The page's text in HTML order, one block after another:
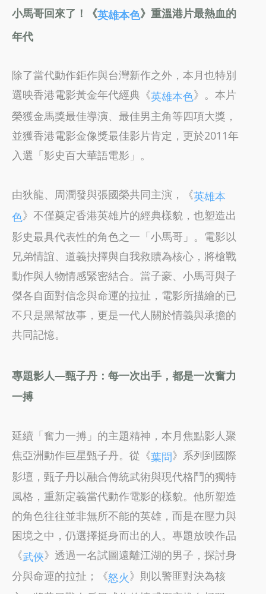
小馬哥回來了！《英雄本色》重溫港片最熱血的
年代
除了當代動作鉅作與台灣新作之外，本月也特別
選映香港電影黃金年代經典《英雄本色》。本片
榮獲金馬獎最佳導演、最佳男主角等四項大獎，
並獲香港電影金像獎最佳影片肯定，更於2011年
入選「影史百大華語電影」。
由狄龍、周潤發與張國榮共同主演，《英雄本
色》不僅奠定香港英雄片的經典樣貌，也塑造出
影史最具代表性的角色之一「小馬哥」。電影以
兄弟情誼、道義抉擇與自我救贖為核心，將槍戰
動作與人物情感緊密結合。當子豪、小馬哥與子
傑各自面對信念與命運的拉扯，電影所描繪的已
不只是黑幫故事，更是一代人關於情義與承擔的
共同記憶。
專題影人—甄子丹：每一次出手，都是一次奮力
一搏
延續「奮力一搏」的主題精神，本月焦點影人聚
焦亞洲動作巨星甄子丹。從《葉問》系列到國際
影壇，甄子丹以融合傳統武術與現代格鬥的獨特
風格，重新定義當代動作電影的樣貌。他所塑造
的角色往往並非無所不能的英雄，而是在壓力與
困境之中，仍選擇挺身而出的人。專題放映作品
《武俠》透過一名試圖遠離江湖的男子，探討身
分與命運的拉扯；《怒火》則以警匪對決為核